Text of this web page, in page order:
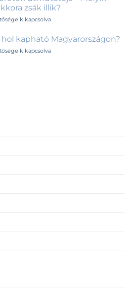
zsák illik?
kikapcsolva
hol kapható Magyarországon?
kikapcsolva